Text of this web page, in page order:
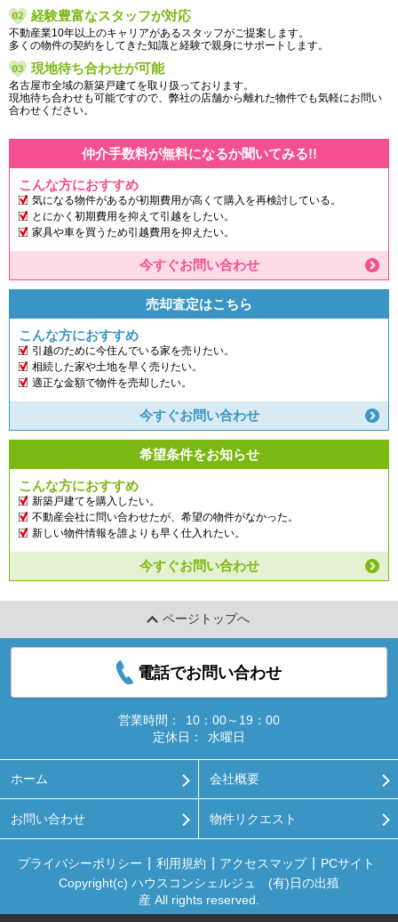
経験豊富なスタッフが対応
不動産業10年以上のキャリアがあるスタッフがご提案します。
多くの物件の契約をしてきた知識と経験で親身にサポートします。
現地待ち合わせが可能
名古屋市全域の新築戸建てを取り扱っております。
現地待ち合わせも可能ですので、弊社の店舗から離れた物件でも気軽にお問い
合わせください。
仲介手数料が無料になるか聞いてみる!!
こんな方におすすめ
気になる物件があるが初期費用が高くて購入を再検討している。
とにかく初期費用を抑えて引越をしたい。
家具や車を買うため引越費用を抑えたい。
今すぐお問い合わせ
売却査定はこちら
こんな方におすすめ
引越のために今住んでいる家を売りたい。
相続した家や土地を早く売りたい。
適正な金額で物件を売却したい。
今すぐお問い合わせ
希望条件をお知らせ
こんな方におすすめ
新築戸建てを購入したい。
不動産会社に問い合わせたが、希望の物件がなかった。
新しい物件情報を誰よりも早く仕入れたい。
今すぐお問い合わせ
ページトップへ
電話でお問い合わせ
営業時間：
10：00～19：00
定休日：
水曜日
ホーム 会社概要
お問い合わせ 物件リクエスト
プライバシーポリシー 利用規約 アクセスマップ
PCサイト
Copyright(c) ハウスコンシェルジュ (有)日の出殖
産 All rights reserved.